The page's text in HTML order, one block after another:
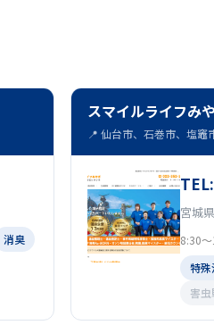
消臭
スマイルライフみ
📍 仙台市、石巻市、塩竈
宮城
8:30～
特殊
害虫